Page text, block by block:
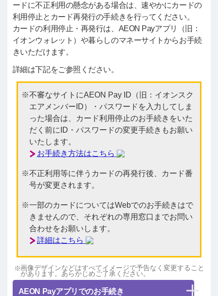
ードに不正利用の懸念がある場合は、速やかにカードの
利用停止とカード再発行の手続きを行ってください。
カードの利用停止・再発行は、AEON Payアプリ（旧：
イオンウォレット）や暮らしのマネーサイトからお手続
きいただけます。
詳細は下記をご参照ください。
不審なサイトにAEON Pay ID（旧：イオンスク
エアメンバーID）・パスワードを入力してしま
った場合は、カード利用停止のお手続きをいた
だく前にID・パスワードの変更手続きもお願い
いたします。
お手続き方法はこちら
不正利用等に伴うカードの再発行後、カード番
号が変更されます。
一部のカードについてはWebでのお手続きはで
きませんので、それぞれの専用窓口までお問い
合わせをお願いします。
詳細はこちら
画像デザインなどはすべてイメージで予告なく変更すること
があります。あらかじめご了承ください。
AEON Payアプリでのお手続き